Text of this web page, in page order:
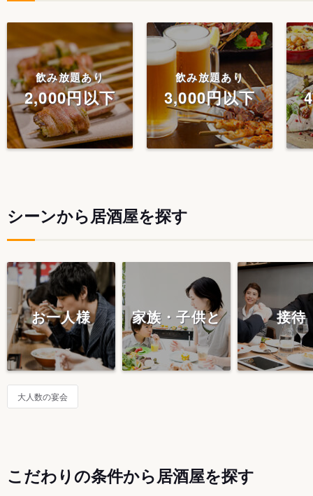
飲み放題あり
2,000円以下
飲み放題あり
3,000円以下
シーンから居酒屋を探す
お一人様 家族・子供と 接待
大人数の宴会
こだわりの条件から居酒屋を探す